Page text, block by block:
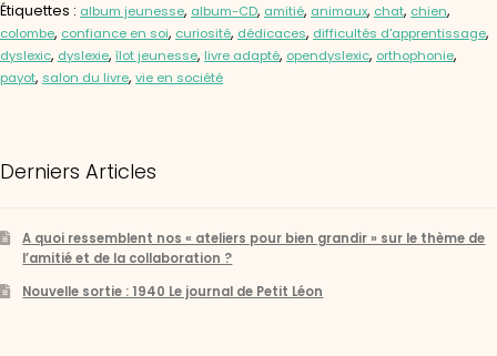
Étiquettes : album jeunesse, album-CD, amitié, animaux, chat, chien,
colombe, confiance en soi, curiosité, dédicaces, difficultés d'apprentissage,
dyslexic, dyslexie, îlot jeunesse, livre adapté, opendyslexic, orthophonie,
payot, salon du livre, vie en société
Derniers Articles
A quoi ressemblent nos « ateliers pour bien grandir » sur le thème de
l’amitié et de la collaboration ?
Nouvelle sortie : 1940 Le journal de Petit Léon